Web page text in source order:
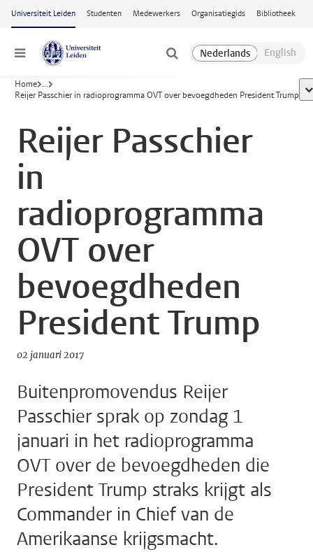
Ga naar hoofdinhoud
Universiteit Leiden Studenten Medewerkers Organisatiegids Bibliotheek
Menu
Home ...
Reijer Passchier in radioprogramma OVT over bevoegdheden President Trump
Reijer Passchier
in
radioprogramma
OVT over
bevoegdheden
President Trump
02 januari 2017
Buitenpromovendus Reijer
Passchier sprak op zondag 1
januari in het radioprogramma
OVT over de bevoegdheden die
President Trump straks krijgt als
Commander in Chief van de
Amerikaanse krijgsmacht.